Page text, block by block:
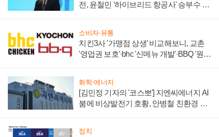
전, 윤철민 '하이브리드 항공사' 승부수 통
소비자·유통
치킨3사 '가맹점 상생' 비교해보니, 교촌
'영업권 보호'·bhc '신메뉴 개발'·BBQ '원가
화학·에너지
[김민정 기자의 '코스뽀'] 지엔씨에너지 AI
붐에 비상발전기 호황, 안병철 친환경 에
정치